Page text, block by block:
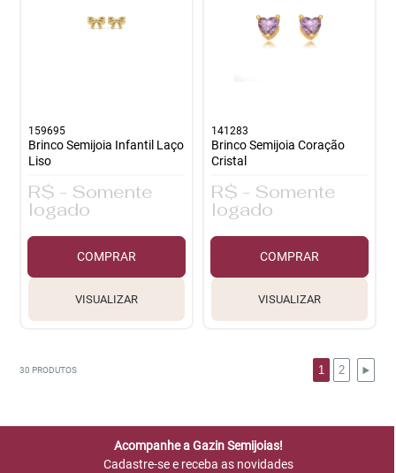
159695
Brinco Semijoia Infantil Laço
Liso
R$ - Somente
logado
COMPRAR
VISUALIZAR
141283
Brinco Semijoia Coração
Cristal
R$ - Somente
logado
COMPRAR
VISUALIZAR
30 PRODUTOS 1 2
Acompanhe a Gazin Semijoias!
Cadastre-se e receba as novidades